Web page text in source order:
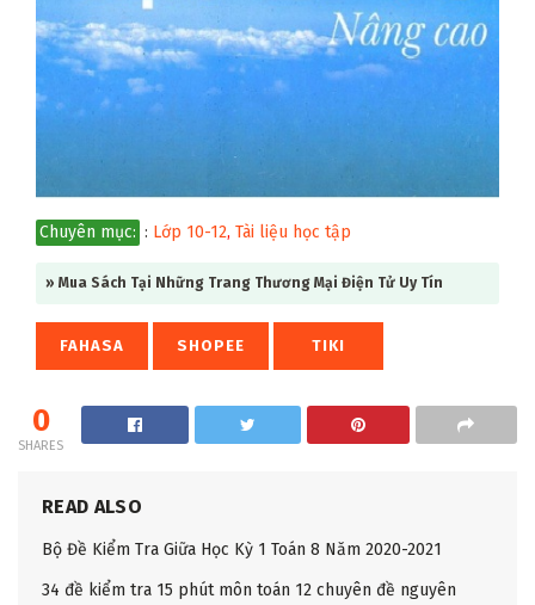
Chuyên mục: : Lớp 10-12, Tài liệu học tập
» Mua Sách Tại Những Trang Thương Mại Điện Tử Uy Tín
FAHASA SHOPEE TIKI
0
SHARES
READ ALSO
Bộ Đề Kiểm Tra Giữa Học Kỳ 1 Toán 8 Năm 2020-2021
34 đề kiểm tra 15 phút môn toán 12 chuyên đề nguyên